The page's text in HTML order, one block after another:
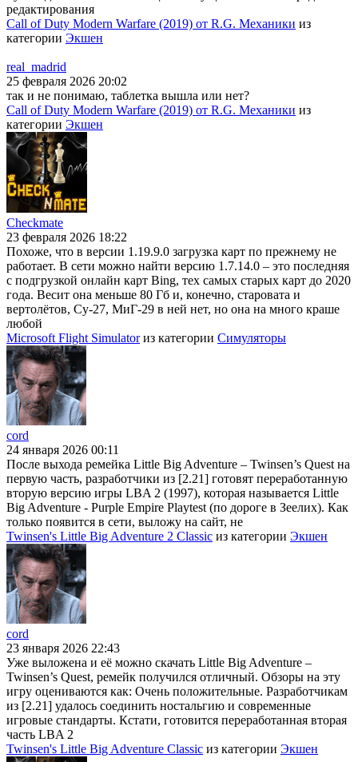
редактирования
Call of Duty Modern Warfare (2019) от R.G. Механики из
категории Экшен
real_madrid
25 февраля 2026 20:02
так и не понимаю, таблетка вышла или нет?
Call of Duty Modern Warfare (2019) от R.G. Механики из
категории Экшен
Checkmate
23 февраля 2026 18:22
Похоже, что в версии 1.19.9.0 загрузка карт по прежнему не
работает. В сети можно найти версию 1.7.14.0 – это последняя
с подгрузкой онлайн карт Bing, тех самых старых карт до 2020
года. Весит она меньше 80 Гб и, конечно, старовата и
вертолётов, Су-27, МиГ-29 в ней нет, но она на много краше
любой
Microsoft Flight Simulatorиз категории Симуляторы
cord
24 января 2026 00:11
После выхода ремейка Little Big Adventure – Twinsen’s Quest на
первую часть, разработчики из [2.21] готовят переработанную
вторую версию игры LBA 2 (1997), которая называется Little
Big Adventure - Purple Empire Playtest (по дороге в Зеелих). Как
только появится в сети, выложу на сайт, не
Twinsen's Little Big Adventure 2 Classic из категории Экшен
cord
23 января 2026 22:43
Уже выложена и её можно скачать Little Big Adventure –
Twinsen’s Quest, ремейк получился отличный. Обзоры на эту
игру оцениваются как: Очень положительные. Разработчикам
из [2.21] удалось соединить ностальгию и современные
игровые стандарты. Кстати, готовится переработанная вторая
часть LBA 2
Twinsen's Little Big Adventure Classic из категории Экшен